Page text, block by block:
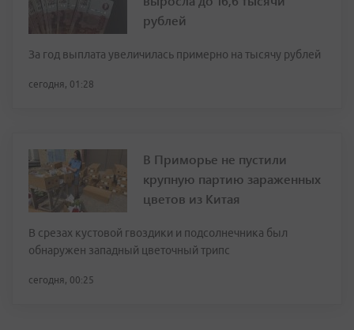
рублей
За год выплата увеличилась примерно на тысячу рублей
сегодня, 01:28
В Приморье не пустили
крупную партию зараженных
цветов из Китая
В срезах кустовой гвоздики и подсолнечника был
обнаружен западный цветочный трипс
сегодня, 00:25